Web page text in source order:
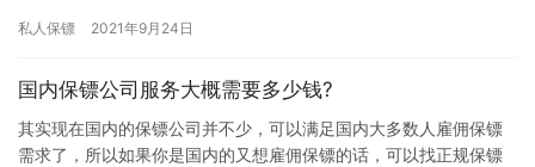
城市，…
私人保镖 2021年9月24日
国内保镖公司服务大概需要多少钱?
其实现在国内的保镖公司并不少，可以满足国内大多数人雇佣保镖
需求了，所以如果你是国内的又想雇佣保镖的话，可以找正规保镖